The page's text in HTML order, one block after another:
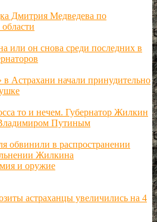
Дмитрия Медведева по
или он снова среди последних в
Астрахани начали принудительно
то и нечем. Губернатор Жилкин
Путиным
обвинили в распространении
Жилкина
и оружие
астраханцы увеличились на 4